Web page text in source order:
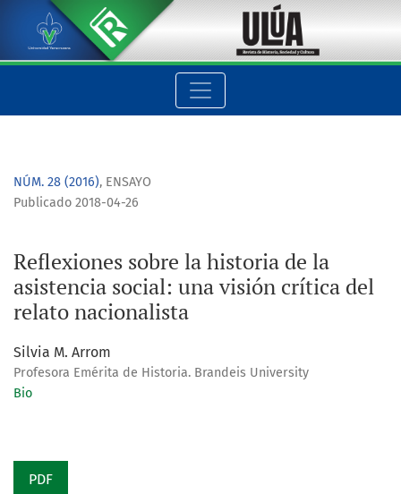
Reflexiones sobre la historia de la asistencia social: una
NÚM. 28 (2016), ENSAYO
Reflexiones sobre la historia de la
asistencia social: una visión crítica del
relato nacionalista
Publicado 2018-04-26
Silvia M. Arrom
Profesora Emérita de Historia. Brandeis University
Bio
PDF